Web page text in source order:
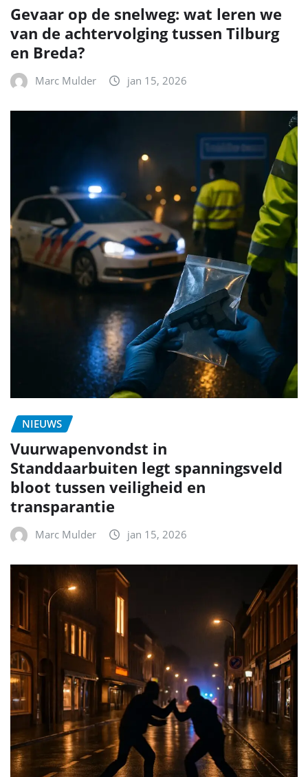
Gevaar op de snelweg: wat leren we
van de achtervolging tussen Tilburg
en Breda?
Marc Mulder jan 15, 2026
NIEUWS
Vuurwapenvondst in
Standdaarbuiten legt spanningsveld
bloot tussen veiligheid en
transparantie
Marc Mulder jan 15, 2026